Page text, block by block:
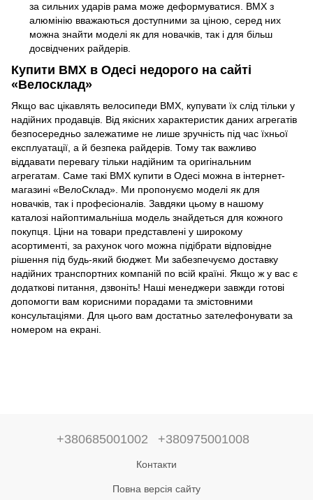
за сильних ударів рама може деформуватися. BMX з
алюмінію вважаються доступними за ціною, серед них
можна знайти моделі як для новачків, так і для більш
досвідчених райдерів.
Купити BMX в Одесі недорого на сайті
«Велосклад»
Якщо вас цікавлять велосипеди BMX, купувати їх слід тільки у
надійних продавців. Від якісних характеристик даних агрегатів
безпосередньо залежатиме не лише зручність під час їхньої
експлуатації, а й безпека райдерів. Тому так важливо
віддавати перевагу тільки надійним та оригінальним
агрегатам. Саме такі BMX купити в Одесі можна в інтернет-
магазині «ВелоСклад». Ми пропонуємо моделі як для
новачків, так і професіоналів. Завдяки цьому в нашому
каталозі найоптимальніша модель знайдеться для кожного
покупця. Ціни на товари представлені у широкому
асортименті, за рахунок чого можна підібрати відповідне
рішення під будь-який бюджет. Ми забезпечуємо доставку
надійних транспортних компаній по всій країні. Якщо ж у вас є
додаткові питання, дзвоніть! Наші менеджери завжди готові
допомогти вам корисними порадами та змістовними
консультаціями. Для цього вам достатньо зателефонувати за
номером на екрані.
+380685001002 +380975001008
Контакти
Повна версія сайту